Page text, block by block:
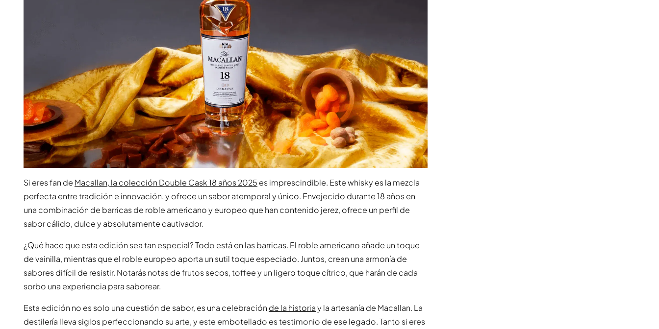
Si eres fan de Macallan, la colección Double Cask 18 años 2025 es imprescindible. Este whisky es la mezcla
perfecta entre tradición e innovación, y ofrece un sabor atemporal y único. Envejecido durante 18 años en
una combinación de barricas de roble americano y europeo que han contenido jerez, ofrece un perfil de
sabor cálido, dulce y absolutamente cautivador.
¿Qué hace que esta edición sea tan especial? Todo está en las barricas. El roble americano añade un toque
de vainilla, mientras que el roble europeo aporta un sutil toque especiado. Juntos, crean una armonía de
sabores difícil de resistir. Notarás notas de frutos secos, toffee y un ligero toque cítrico, que harán de cada
sorbo una experiencia para saborear.
Esta edición no es solo una cuestión de sabor, es una celebración de la historiay la artesanía de Macallan. La
destilería lleva siglos perfeccionando su arte, y este embotellado es testimonio de ese legado. Tanto si eres